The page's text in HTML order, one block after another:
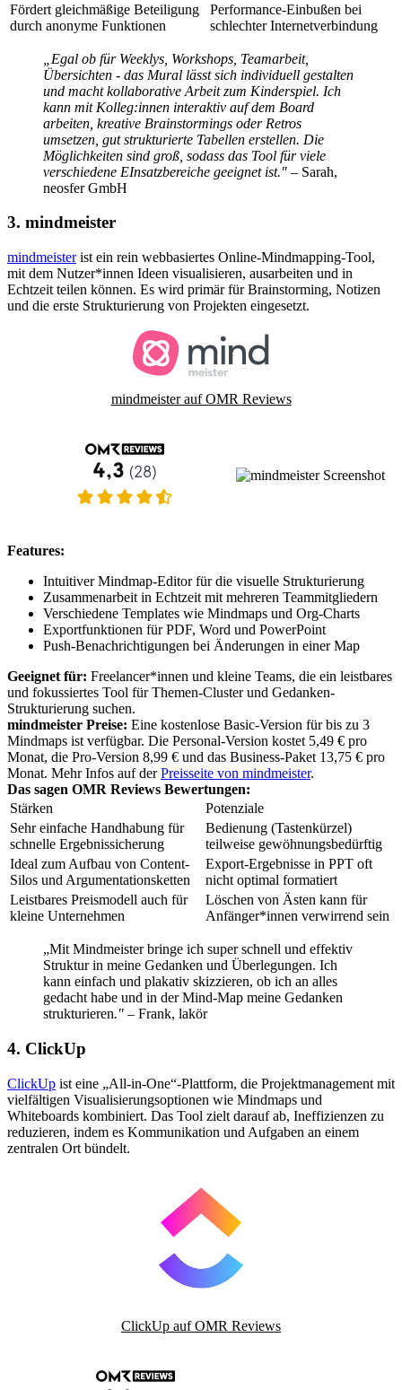
Fördert gleichmäßige Beteiligung
durch anonyme Funktionen
Performance-Einbußen bei
schlechter Internetverbindung
„Egal ob für Weeklys, Workshops, Teamarbeit,
Übersichten - das Mural lässt sich individuell gestalten
und macht kollaborative Arbeit zum Kinderspiel. Ich
kann mit Kolleg:innen interaktiv auf dem Board
arbeiten, kreative Brainstormings oder Retros
umsetzen, gut strukturierte Tabellen erstellen. Die
Möglichkeiten sind groß, sodass das Tool für viele
verschiedene EInsatzbereiche geeignet ist." – Sarah,
neosfer GmbH
3. mindmeister
mindmeisterist ein rein webbasiertes Online-Mindmapping-Tool,
mit dem Nutzer*innen Ideen visualisieren, ausarbeiten und in
Echtzeit teilen können. Es wird primär für Brainstorming, Notizen
und die erste Strukturierung von Projekten eingesetzt.
mindmeister auf OMR Reviews
Features:
Intuitiver Mindmap-Editor für die visuelle Strukturierung
Zusammenarbeit in Echtzeit mit mehreren Teammitgliedern
Verschiedene Templates wie Mindmaps und Org-Charts
Exportfunktionen für PDF, Word und PowerPoint
Push-Benachrichtigungen bei Änderungen in einer Map
Geeignet für: Freelancer*innen und kleine Teams, die ein leistbares
und fokussiertes Tool für Themen-Cluster und Gedanken-
Strukturierung suchen.
mindmeister Preise: Eine kostenlose Basic-Version für bis zu 3
Mindmaps ist verfügbar. Die Personal-Version kostet 5,49 € pro
Monat, die Pro-Version 8,99 € und das Business-Paket 13,75 € pro
Monat. Mehr Infos auf derPreisseite von mindmeister.
Das sagen OMR Reviews Bewertungen:
Stärken
Potenziale
Sehr einfache Handhabung für
schnelle Ergebnissicherung
Bedienung (Tastenkürzel)
teilweise gewöhnungsbedürftig
Ideal zum Aufbau von Content-
Silos und Argumentationsketten
Export-Ergebnisse in PPT oft
nicht optimal formatiert
Leistbares Preismodell auch für
kleine Unternehmen
Löschen von Ästen kann für
Anfänger*innen verwirrend sein
„Mit Mindmeister bringe ich super schnell und effektiv
Struktur in meine Gedanken und Überlegungen. Ich
kann einfach und plakativ skizzieren, ob ich an alles
gedacht habe und in der Mind-Map meine Gedanken
strukturieren." – Frank, lakör
4. ClickUp
ClickUp ist eine „All-in-One“-Plattform, die Projektmanagement mit
vielfältigen Visualisierungsoptionen wie Mindmaps und
Whiteboards kombiniert. Das Tool zielt darauf ab, Ineffizienzen zu
reduzieren, indem es Kommunikation und Aufgaben an einem
zentralen Ort bündelt.
ClickUp auf OMR Reviews